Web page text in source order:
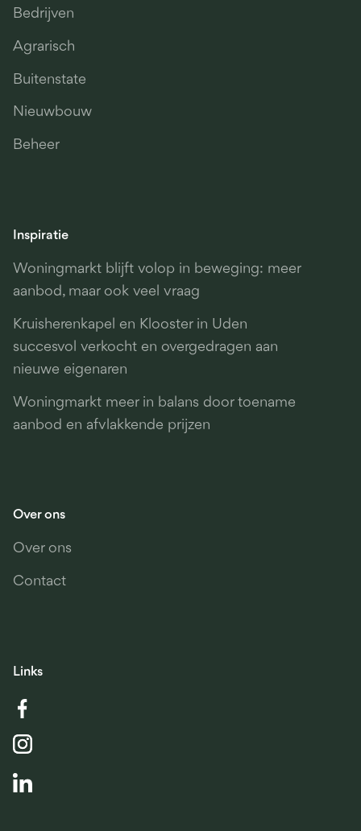
Bedrijven
Agrarisch
Buitenstate
Nieuwbouw
Beheer
Inspiratie
Woningmarkt blijft volop in beweging: meer
aanbod, maar ook veel vraag
Kruisherenkapel en Klooster in Uden
succesvol verkocht en overgedragen aan
nieuwe eigenaren
Woningmarkt meer in balans door toename
aanbod en afvlakkende prijzen
Over ons
Over ons
Contact
Links